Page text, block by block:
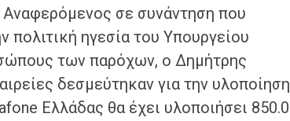
Αναφερόμενος σε συνάντηση που
ηγεσία του Υπουργείου
των παρόχων, ο Δημήτρης
δεσμεύτηκαν για την υλοποίηση
Ελλάδας θα έχει υλοποιήσει